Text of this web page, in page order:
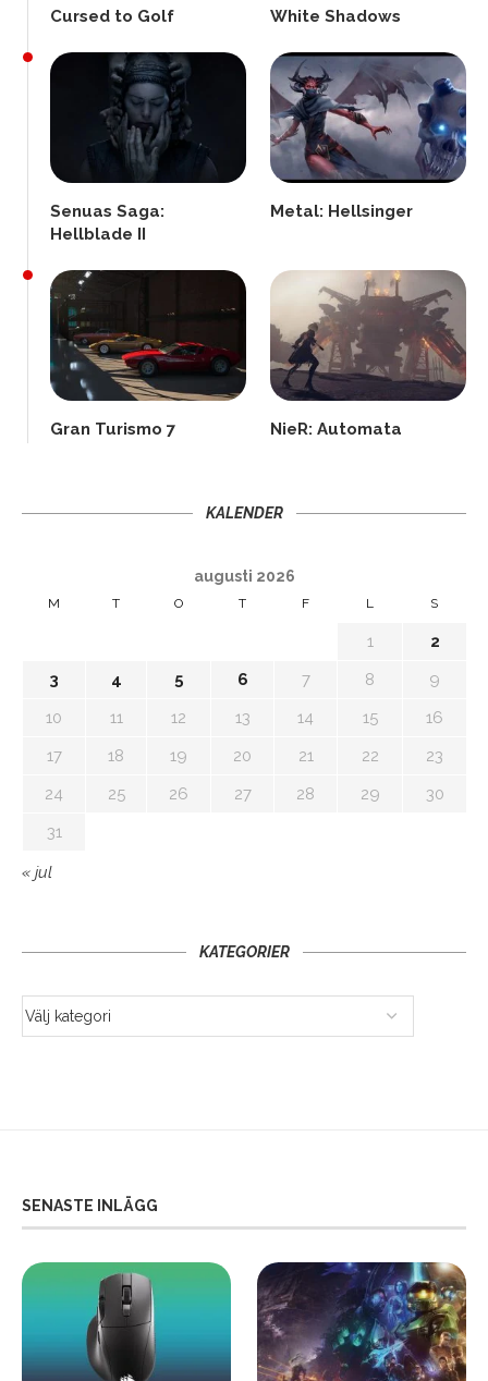
Cursed to Golf White Shadows
Senuas Saga:
Hellblade II
Metal: Hellsinger
Gran Turismo 7 NieR: Automata
KALENDER
augusti 2026
M T O T F L S
1
2
3
4 5 6 7 8
9
10
11 12 13 14 15
16
17
18 19 20 21 22
23
24
25 26 27 28 29
30
31
« jul
KATEGORIER
SENASTE INLÄGG